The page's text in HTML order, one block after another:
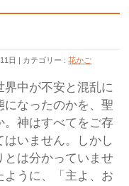
日 カテゴリー :花かご
界中が不安と混乱に
になったのかを、聖
。神はすべてをご存
いません。しかし
とは分かっていませ
ように、「主よ、お